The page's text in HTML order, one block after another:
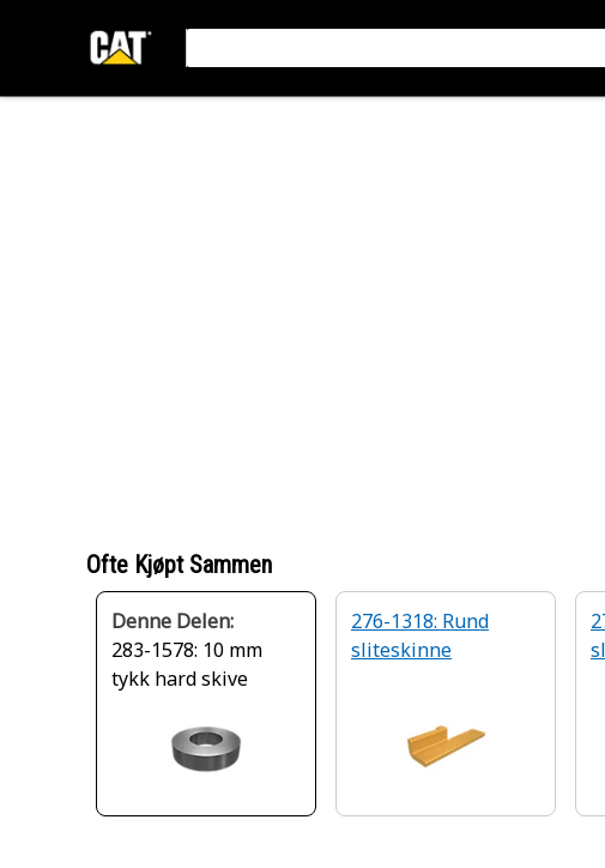
Ofte Kjøpt Sammen
Denne Delen:
283-1578: 10 mm
tykk hard skive
276-1318: Rund
sliteskinne